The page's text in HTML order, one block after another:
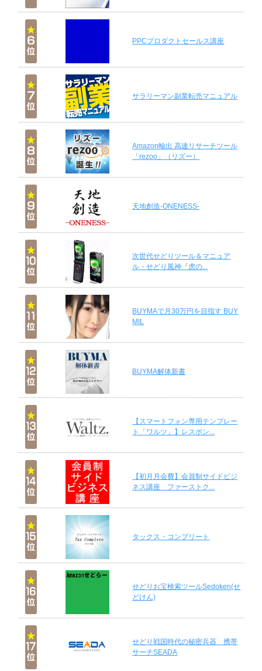
PPCプロダクトセールス講座
サラリーマン副業転売マニュアル
Amazon輸出 高速リサーチツール
「rezoo」（リズー）
天地創造-ONENESS-
次世代せどりツール＆マニュア
ル・せどり風神『虎の...
BUYMAで月30万円を目指す BUY
MIL
BUYMA解体新書
【スマートフォン専用テンプレー
ト「ワルツ」】レスポン...
【初月月会費】会員制サイドビジ
ネス講座 ファーストク...
タックス・コンプリート
せどりお宝検索ツールSedoken(せ
どけん)
せどり戦国時代の秘密兵器 携帯
サーチSEADA